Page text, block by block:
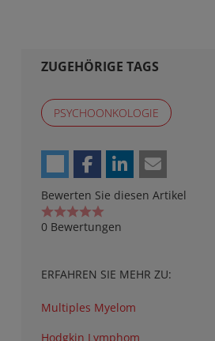
ZUGEHÖRIGE TAGS
PSYCHOONKOLOGIE
Bewerten Sie diesen Artikel
0 Bewertungen
ERFAHREN SIE MEHR ZU:
Multiples Myelom
Hodgkin Lymphom